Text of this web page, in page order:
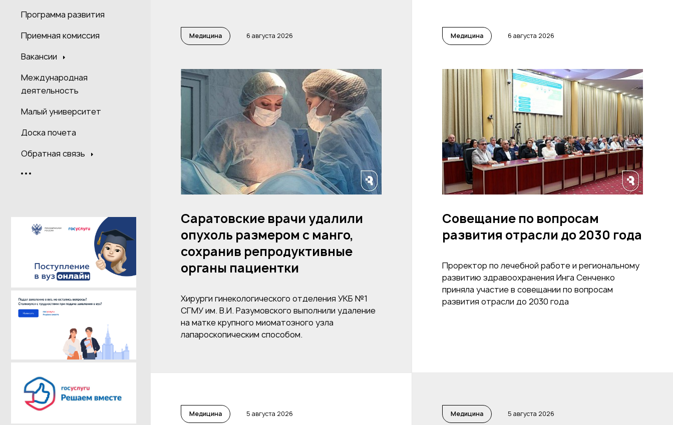
Программа развития
Приемная комиссия
Вакансии
Международная
деятельность
Малый университет
Доска почета
Обратная связь
Медицина 6 августа 2026
Саратовские врачи удалили
опухоль размером с манго,
сохранив репродуктивные
органы пациентки
Хирурги гинекологического отделения УКБ №1
СГМУ им. В.И. Разумовского выполнили удаление
на матке крупного миоматозного узла
лапароскопическим способом.
Медицина 6 августа 2026
Совещание по вопросам
развития отрасли до 2030 года
Проректор по лечебной работе и региональному
развитию здравоохранения Инга Сенченко
приняла участие в совещании по вопросам
развития отрасли до 2030 года
Медицина 5 августа 2026 Медицина 5 августа 2026